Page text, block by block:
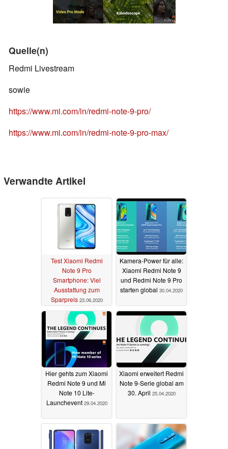
Quelle(n)
Redmi Livestream
sowie
https://www.mi.com/in/redmi-note-9-pro/
https://www.mi.com/in/redmi-note-9-pro-max/
Verwandte Artikel
Test Xiaomi Redmi
Note 9 Pro
Smartphone: Viel
Ausstattung zum
Sparpreis 23.06.2020
Kamera-Power für alle:
Xiaomi Redmi Note 9
und Redmi Note 9 Pro
starten global 30.04.2020
Hier gehts zum Xiaomi
Redmi Note 9 und Mi
Note 10 Lite-
Launchevent 29.04.2020
Xiaomi erweitert Redmi
Note 9-Serie global am
30. April 25.04.2020